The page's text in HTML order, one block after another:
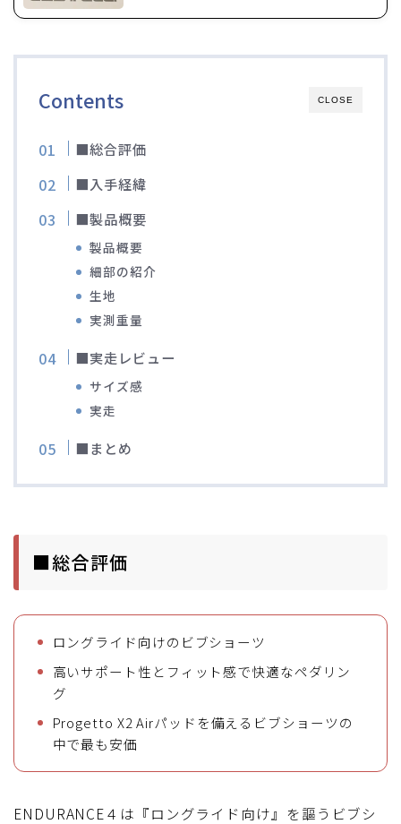
ブルベレポート2018
ブルベレポート2017
ブルベレポート2016
ブルべレポート2015
ブルべレポート2014
ブルべレポート2012
CLOSE
Contents
■総合評価
■入手経緯
■製品概要
製品概要
細部の紹介
生地
実測重量
■実走レビュー
サイズ感
実走
■まとめ
■総合評価
ロングライド向けのビブショーツ
高いサポート性とフィット感で快適なペダリン
グ
Progetto X2 Airパッドを備えるビブショーツの
中で最も安価
ENDURANCE４は『ロングライド向け』を謳うビブシ